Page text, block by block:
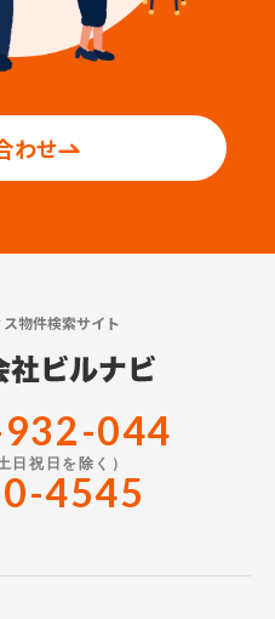
わせ
物件検索サイト
044
祝日を除く）
4545